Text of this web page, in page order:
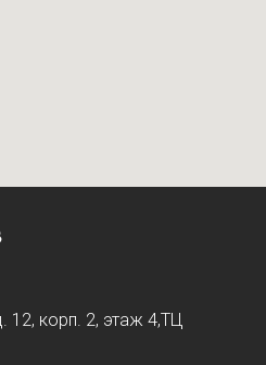
12, корп. 2, этаж 4,ТЦ